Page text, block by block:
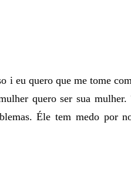
i eu quero que me tome
quero ser sua
Éle tem medo por